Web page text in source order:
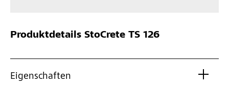
Produktdetails StoCrete TS 126
Eigenschaften